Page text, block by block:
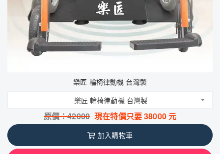
樂匠 輪椅律動機 台灣製
樂匠 輪椅律動機 台灣製
原價：42000 現在特價只要38000元
加入購物車